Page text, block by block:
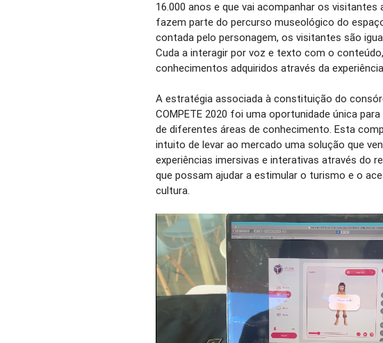
16.000 anos e que vai acompanhar os visitantes
fazem parte do percurso museológico do
contada pelo personagem, os visitantes são
Cuda a interagir por voz e texto com o
conhecimentos adquiridos através da
A estratégia associada à constituição do
COMPETE 2020 foi uma oportunidade única
de diferentes áreas de conhecimento. Esta
intuito de levar ao mercado uma solução que
experiências imersivas e interativas através do
que possam ajudar a estimular o turismo e o
cultura.